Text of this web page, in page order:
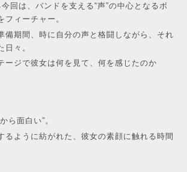
回は、バンドを支える“声”の中心となるボ
フィーチャー。
期間、時に自分の声と格闘しながら、それ
日々。
ジで彼女は何を見て、何を感じたのか
ら面白い”。
ように紡がれた、彼女の素顔に触れる時間